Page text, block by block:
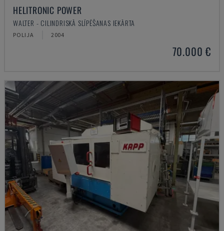
HELITRONIC POWER
WALTER - CILINDRISKĀ SLĪPĒŠANAS IEKĀRTA
POLIJA 2004
70.000 €